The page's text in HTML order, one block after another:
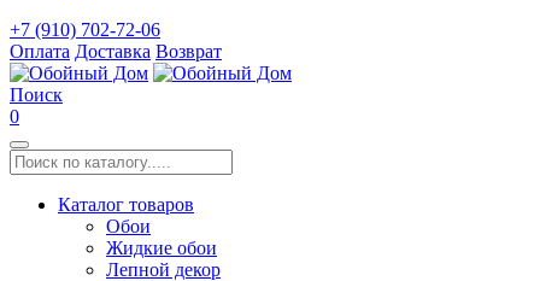
+7 (910) 702-72-06
Оплата Доставка Возврат
Поиск
0
Каталог товаров
Обои
Жидкие обои
Лепной декор